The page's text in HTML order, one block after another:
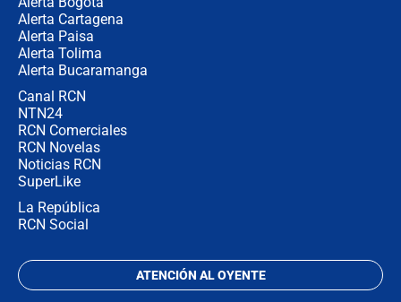
Alerta Cartagena
Alerta Paisa
Alerta Tolima
Alerta Bucaramanga
Canal RCN
NTN24
RCN Comerciales
RCN Novelas
Noticias RCN
SuperLike
La República
RCN Social
ATENCIÓN AL OYENTE